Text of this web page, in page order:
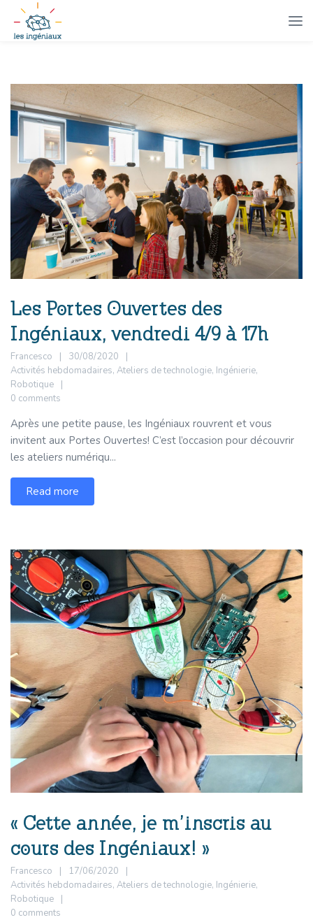
Les Portes Ouvertes des
Ingéniaux, vendredi 4/9 à 17h
Francesco
30/08/2020
Activités hebdomadaires, Ateliers de technologie, Ingénierie,
Robotique
0 comments
Après une petite pause, les Ingéniaux rouvrent et vous
invitent aux Portes Ouvertes! C’est l’occasion pour découvrir
les ateliers numériqu...
Read more
« Cette année, je m’inscris au
cours des Ingéniaux! »
Francesco
17/06/2020
Activités hebdomadaires, Ateliers de technologie, Ingénierie,
Robotique
0 comments